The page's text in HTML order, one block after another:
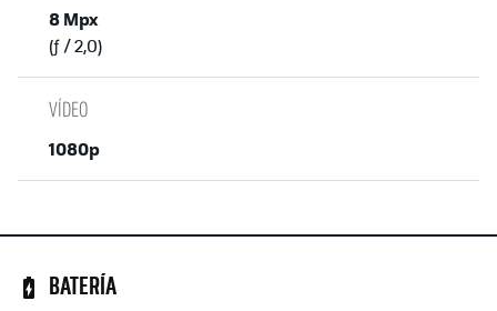
8 Mpx
(ƒ / 2,0)
VÍDEO
1080p
BATERÍA